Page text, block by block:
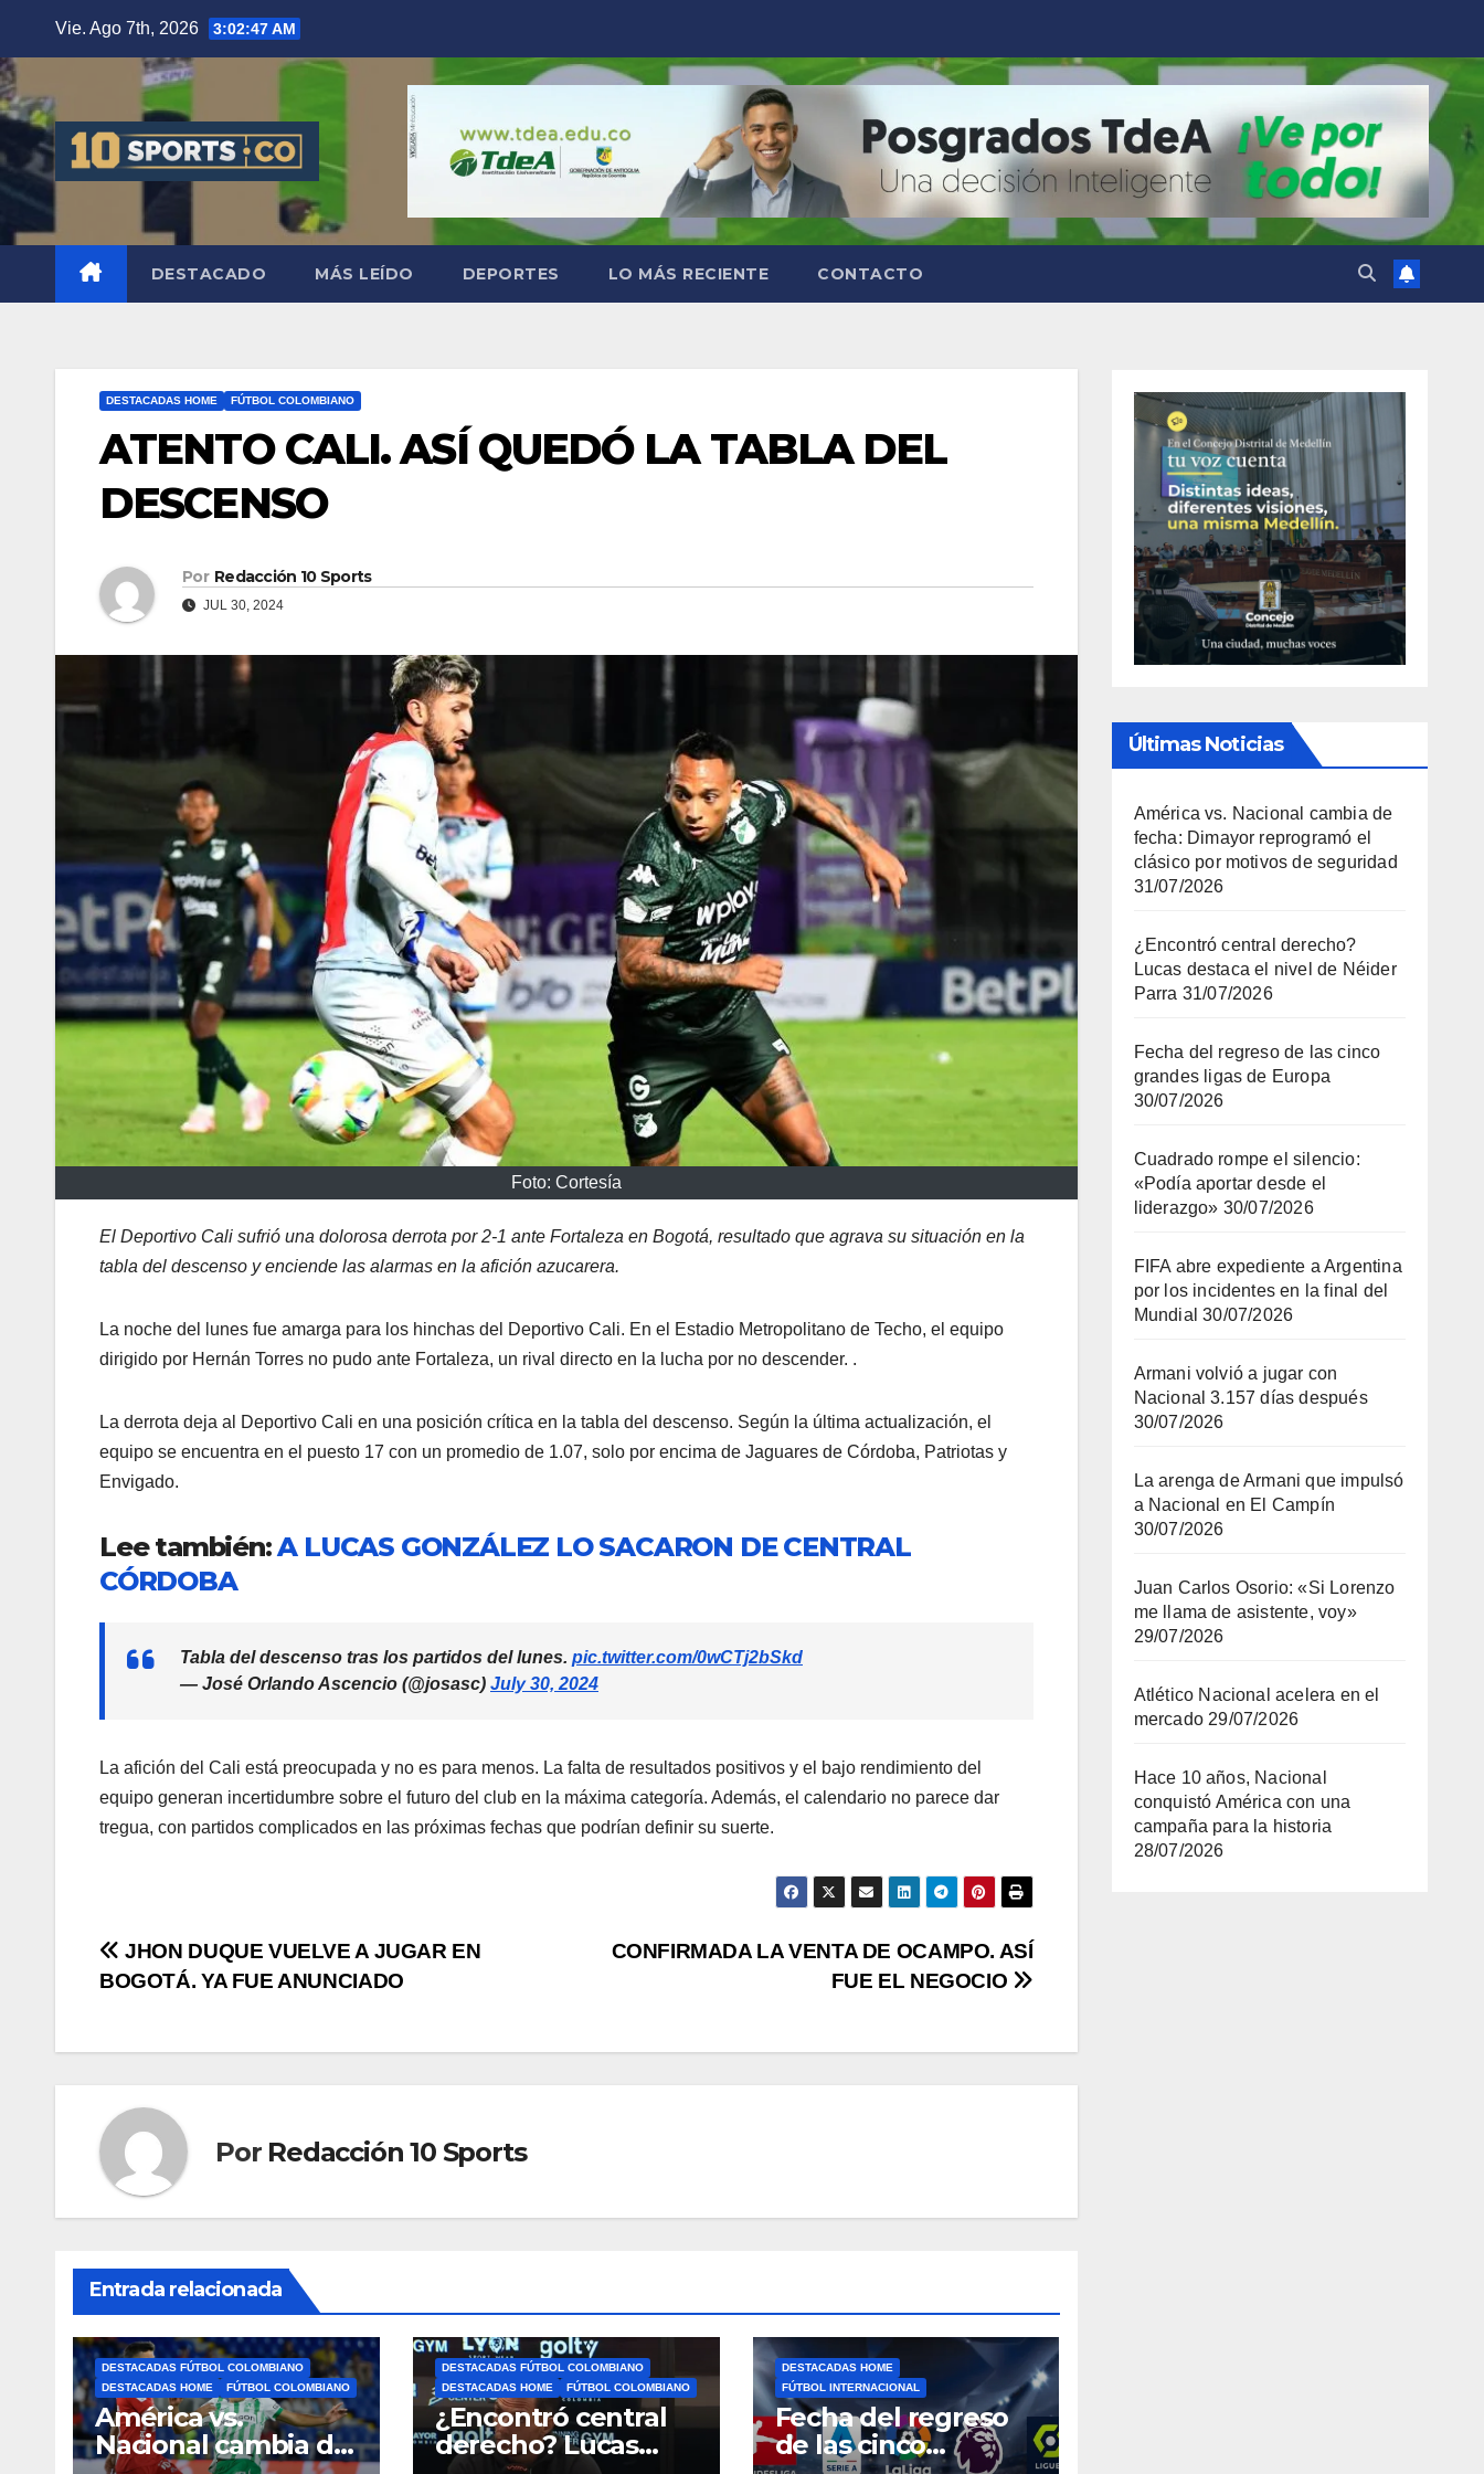
Vie. Ago 7th, 2026 3:02:47 AM
DESTACADO MÁS LEÍDO DEPORTES LO MÁS RECIENTE CONTACTO
DESTACADAS HOME FÚTBOL COLOMBIANO
ATENTO CALI. ASÍ QUEDÓ LA TABLA DEL
DESCENSO
Por Redacción 10 Sports
JUL 30, 2024
Foto: Cortesía
El Deportivo Cali sufrió una dolorosa derrota por 2-1 ante Fortaleza en Bogotá, resultado que agrava su situación en la
tabla del descenso y enciende las alarmas en la afición azucarera.
La noche del lunes fue amarga para los hinchas del Deportivo Cali. En el Estadio Metropolitano de Techo, el equipo
dirigido por Hernán Torres no pudo ante Fortaleza, un rival directo en la lucha por no descender. .
La derrota deja al Deportivo Cali en una posición crítica en la tabla del descenso. Según la última actualización, el
equipo se encuentra en el puesto 17 con un promedio de 1.07, solo por encima de Jaguares de Córdoba, Patriotas y
Envigado.
Lee también:A LUCAS GONZÁLEZ LO SACARON DE CENTRAL
CÓRDOBA
Tabla del descenso tras los partidos del lunes. pic.twitter.com/0wCTj2bSkd
— José Orlando Ascencio (@josasc) July 30, 2024
La afición del Cali está preocupada y no es para menos. La falta de resultados positivos y el bajo rendimiento del
equipo generan incertidumbre sobre el futuro del club en la máxima categoría. Además, el calendario no parece dar
tregua, con partidos complicados en las próximas fechas que podrían definir su suerte.
CONFIRMADA LA VENTA DE OCAMPO. ASÍ
FUE EL NEGOCIO
JHON DUQUE VUELVE A JUGAR EN
BOGOTÁ. YA FUE ANUNCIADO
Por Redacción 10 Sports
Entrada relacionada
DESTACADAS FÚTBOL COLOMBIANO
DESTACADAS HOME
FÚTBOL COLOMBIANO
América vs.
Nacional cambia de
DESTACADAS FÚTBOL COLOMBIANO
DESTACADAS HOME
FÚTBOL COLOMBIANO
¿Encontró central
derecho? Lucas
DESTACADAS HOME
FÚTBOL INTERNACIONAL
Fecha del regreso
de las cinco
Últimas Noticias
América vs. Nacional cambia de
fecha: Dimayor reprogramó el
clásico por motivos de seguridad
31/07/2026
¿Encontró central derecho?
Lucas destaca el nivel de Néider
Parra 31/07/2026
Fecha del regreso de las cinco
grandes ligas de Europa
30/07/2026
Cuadrado rompe el silencio:
«Podía aportar desde el
liderazgo» 30/07/2026
FIFA abre expediente a Argentina
por los incidentes en la final del
Mundial 30/07/2026
Armani volvió a jugar con
Nacional 3.157 días después
30/07/2026
La arenga de Armani que impulsó
a Nacional en El Campín
30/07/2026
Juan Carlos Osorio: «Si Lorenzo
me llama de asistente, voy»
29/07/2026
Atlético Nacional acelera en el
mercado 29/07/2026
Hace 10 años, Nacional
conquistó América con una
campaña para la historia
28/07/2026